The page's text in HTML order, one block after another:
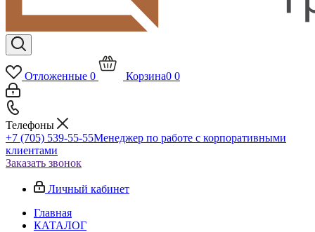
Отложенные 0 Корзина0 0
Телефоны
+7 (705) 539-55-55Менеджер по работе с корпоративными
клиентами
Заказать звонок
Личный кабинет
Главная
КАТАЛОГ